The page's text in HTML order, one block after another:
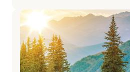
Fordøjelsessytem